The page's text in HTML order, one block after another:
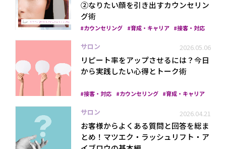
②なりたい顔を引き出すカウンセリン
グ術
カウンセリング 育成・キャリア 接客・対応
サロン 2026.05.06
リピート率をアップさせるには？今日
から実践したい心得とトーク術
接客・対応 カウンセリング 育成・キャリア
サロン 2026.04.21
お客様からよくある質問と回答を総ま
とめ！マツエク・ラッシュリフト・ア